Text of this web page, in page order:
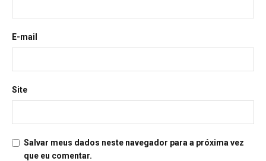
E-mail
Site
Salvar meus dados neste navegador para a próxima vez
que eu comentar.